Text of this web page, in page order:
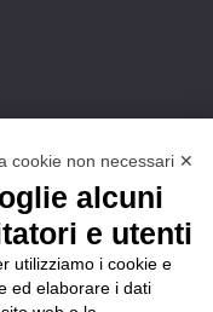
cookie non necessari ✕
alcuni
e utenti
utilizziamo i cookie e
ed elaborare i dati